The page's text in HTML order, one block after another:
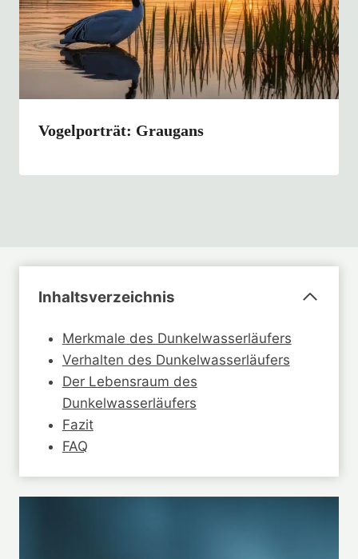
Vogelporträt: Graugans
Inhaltsverzeichnis
Merkmale des Dunkelwasserläufers
Verhalten des Dunkelwasserläufers
Der Lebensraum des
Dunkelwasserläufers
Fazit
FAQ